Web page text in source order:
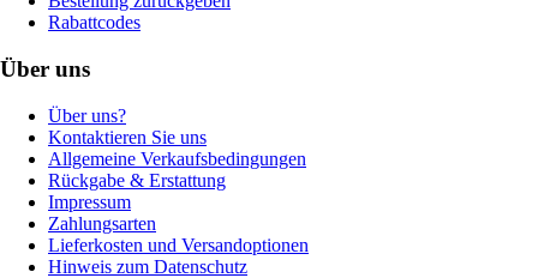
Rabattcodes
Über uns
Über uns?
Kontaktieren Sie uns
Allgemeine Verkaufsbedingungen
Rückgabe & Erstattung
Impressum
Zahlungsarten
Lieferkosten und Versandoptionen
Hinweis zum Datenschutz